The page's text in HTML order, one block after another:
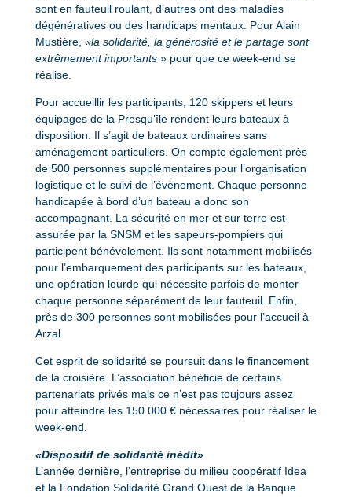
sont en fauteuil roulant, d’autres ont des maladies
dégénératives ou des handicaps mentaux. Pour Alain
Mustière, «la solidarité, la générosité et le partage sont
extrêmement importants »pour que ce week-end se
réalise.
Pour accueillir les participants, 120 skippers et leurs
équipages de la Presqu’île rendent leurs bateaux à
disposition. Il s’agit de bateaux ordinaires sans
aménagement particuliers. On compte également près
de 500 personnes supplémentaires pour l’organisation
logistique et le suivi de l’évènement. Chaque personne
handicapée à bord d’un bateau a donc son
accompagnant. La sécurité en mer et sur terre est
assurée par la SNSM et les sapeurs-pompiers qui
participent bénévolement. Ils sont notamment mobilisés
pour l’embarquement des participants sur les bateaux,
une opération lourde qui nécessite parfois de monter
chaque personne séparément de leur fauteuil. Enfin,
près de 300 personnes sont mobilisées pour l’accueil à
Arzal.
Cet esprit de solidarité se poursuit dans le financement
de la croisière. L’association bénéficie de certains
partenariats privés mais ce n’est pas toujours assez
pour atteindre les 150 000 € nécessaires pour réaliser le
week-end.
«Dispositif de solidarité inédit»
L’année dernière, l’entreprise du milieu coopératif Idea
et la Fondation Solidarité Grand Ouest de la Banque